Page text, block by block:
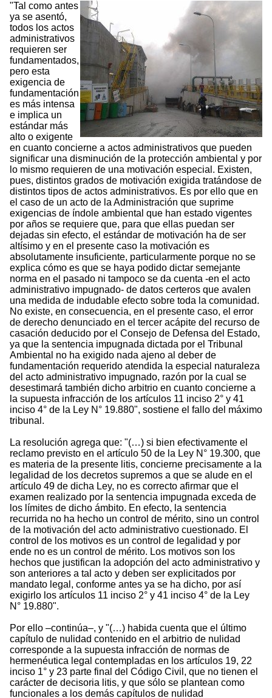
"Tal como antes
ya se asentó,
todos los actos
administrativos
requieren ser
fundamentados,
pero esta
exigencia de
fundamentación
es más intensa
e implica un
estándar más
alto o exigente
en cuanto concierne a actos administrativos que pueden
significar una disminución de la protección ambiental y por
lo mismo requieren de una motivación especial. Existen,
pues, distintos grados de motivación exigida tratándose de
distintos tipos de actos administrativos. Es por ello que en
el caso de un acto de la Administración que suprime
exigencias de índole ambiental que han estado vigentes
por años se requiere que, para que ellas puedan ser
dejadas sin efecto, el estándar de motivación ha de ser
altísimo y en el presente caso la motivación es
absolutamente insuficiente, particularmente porque no se
explica cómo es que se haya podido dictar semejante
norma en el pasado ni tampoco se da cuenta -en el acto
administrativo impugnado- de datos certeros que avalen
una medida de indudable efecto sobre toda la comunidad.
No existe, en consecuencia, en el presente caso, el error
de derecho denunciado en el tercer acápite del recurso de
casación deducido por el Consejo de Defensa del Estado,
ya que la sentencia impugnada dictada por el Tribunal
Ambiental no ha exigido nada ajeno al deber de
fundamentación requerido atendida la especial naturaleza
del acto administrativo impugnado, razón por la cual se
desestimará también dicho arbitrio en cuanto concierne a
la supuesta infracción de los artículos 11 inciso 2° y 41
inciso 4° de la Ley N° 19.880", sostiene el fallo del máximo
tribunal.
La resolución agrega que: "(…) si bien efectivamente el
reclamo previsto en el artículo 50 de la Ley N° 19.300, que
es materia de la presente litis, concierne precisamente a la
legalidad de los decretos supremos a que se alude en el
artículo 49 de dicha Ley, no es correcto afirmar que el
examen realizado por la sentencia impugnada exceda de
los límites de dicho ámbito. En efecto, la sentencia
recurrida no ha hecho un control de mérito, sino un control
de la motivación del acto administrativo cuestionado. El
control de los motivos es un control de legalidad y por
ende no es un control de mérito. Los motivos son los
hechos que justifican la adopción del acto administrativo y
son anteriores a tal acto y deben ser explicitados por
mandato legal, conforme antes ya se ha dicho, por así
exigirlo los artículos 11 inciso 2° y 41 inciso 4° de la Ley
N° 19.880".
Por ello –continúa–, y "(…) habida cuenta que el último
capítulo de nulidad contenido en el arbitrio de nulidad
corresponde a la supuesta infracción de normas de
hermenéutica legal contempladas en los artículos 19, 22
inciso 1° y 23 parte final del Código Civil, que no tienen el
carácter de decisoria litis, y que sólo se plantean como
funcionales a los demás capítulos de nulidad